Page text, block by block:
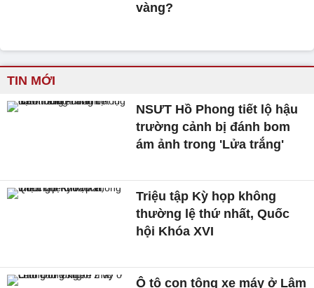
vàng?
TIN MỚI
NSƯT Hồ Phong tiết lộ hậu
trường cảnh bị đánh bom
ám ảnh trong 'Lửa trắng'
Triệu tập Kỳ họp không
thường lệ thứ nhất, Quốc
hội Khóa XVI
Ô tô con tông xe máy ở Lâm